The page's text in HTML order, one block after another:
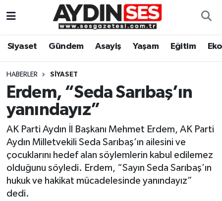
Siyaset Gündem Asayiş Yaşam Eğitim
HABERLER SIYASET
Erdem, “Seda Sarıbaş’ın
yanındayız”
AK Parti Aydın İl Başkanı Mehmet Erdem, AK Parti
Aydın Milletvekili Seda Sarıbaş’ın ailesini ve
çocuklarını hedef alan söylemlerin kabul edilemez
olduğunu söyledi. Erdem, “Sayın Seda Sarıbaş’ın
hukuk ve hakikat mücadelesinde yanındayız”
dedi.
Gündem
Siyaset
Ekonomi
Yaşam
Eğitim
Aydın Hava Durumu
Aydin Namaz Vakitleri
Aydın Trafik Yoğunluk Haritası
Süper Lig Puan Durumu ve Fikstür
Tüm Manşetler